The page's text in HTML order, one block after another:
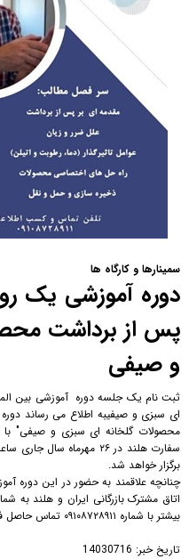
سمینارها و کارگاه ها
دوره آموزشی یک
پس از برداشت
و صیفی
ثبت نام یک جلسه دوره آموزشی بین
ای سبزی و صیفیبه اطلاع می رساند
محصولات گلخانه ای سبزی و صیفی" با
برگزار خواهد شد.
چنانچه علاقمند به حضور در این دوره
بیشتر با شماره ۰۹۱۰۸۷۲۸۹۱۱ تماس حاصل فرمائید.
تاریخ خبر: 14030716